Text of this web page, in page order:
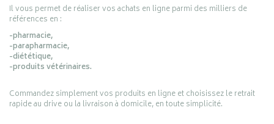
Il vous permet de réaliser vos achats en ligne parmi des milliers de
références en :
-pharmacie,
-parapharmacie,
-diététique,
-produits vétérinaires.
Commandez simplement vos produits en ligne et choisissez le retrait
rapide au drive ou la livraison à domicile, en toute simplicité.